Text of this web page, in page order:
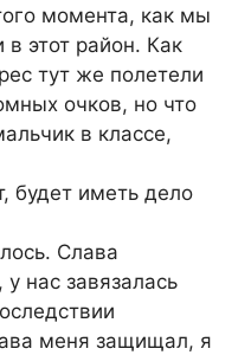
момента, как мы
этот район. Как
тут же полетели
очков, но что
в классе,
будет иметь дело
Слава
нас завязалась
меня защищал, я